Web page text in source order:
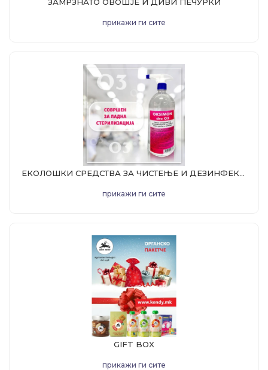
прикажи ги сите
ЕКОЛОШКИ СРЕДСТВА ЗА ЧИСТЕЊЕ И ДЕЗИНФЕКЦИЈА
прикажи ги сите
GIFT BOX
прикажи ги сите